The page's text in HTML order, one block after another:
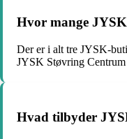
Hvor mange
Der er i alt tre JYSK-
JYSK Støvring
Hvad tilbyder